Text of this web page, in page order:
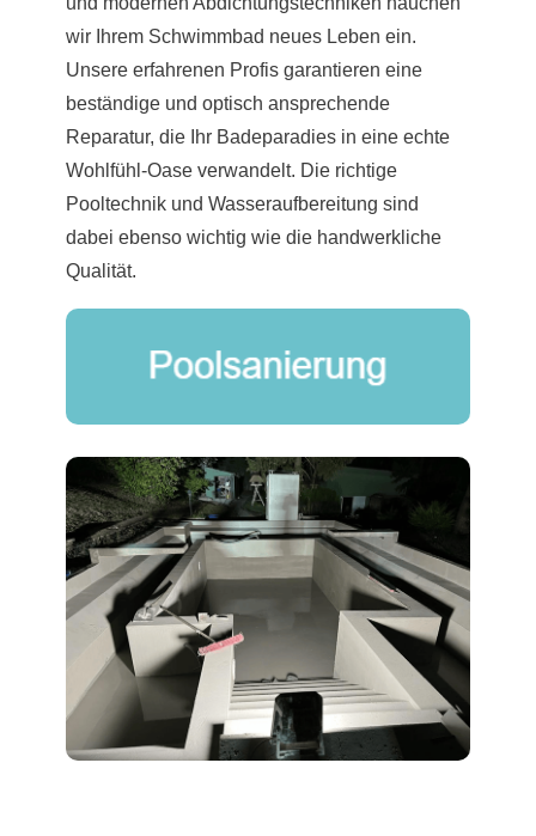
wir Ihrem Schwimmbad neues Leben ein.
Unsere erfahrenen Profis garantieren eine
beständige und optisch ansprechende
Reparatur, die Ihr Badeparadies in eine echte
Wohlfühl-Oase verwandelt. Die richtige
Pooltechnik und Wasseraufbereitung sind
dabei ebenso wichtig wie die handwerkliche
Qualität.